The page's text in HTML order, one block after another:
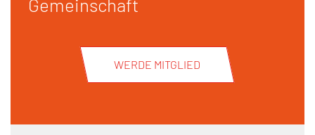
WERDE MITGLIED